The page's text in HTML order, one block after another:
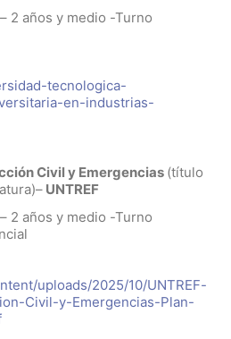
2 años y medio -Turno
tecnologica-
en-industrias-
Civil y Emergencias (título
UNTREF
2 años y medio -Turno
uploads/2025/10/UNTREF-
Civil-y-Emergencias-Plan-